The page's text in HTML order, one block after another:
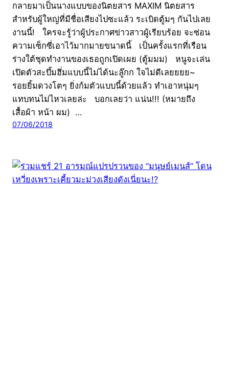
กลายมาเป็นนางแบบของนิตยสาร MAXIM นิตยสาร
สำหรับผู้ใหญ่ที่มีชื่อเสียงไปซะแล้ว ระเบิดตู้มๆ กันไปเลย
งานนี้! ใครจะรู้ว่าผู้ประกาศข่าวสาวผู้เรียบร้อย จะซ่อน
ความเซ็กซี่เอาไว้มากมายขนาดนี้ เป็นครั้งแรกที่เรือน
ร่างใต้ชุดทำงานของเธอถูกเปิดเผย (ตู้มมม) หนูจะเล่น
เปิดตัวสะบึ้มฮึ่มแบบนี้ไม่ได้นะลู๊กก ใจไม่ดีเลยยยย~
รอยยิ้มดวงโตๆ ยิ่งก้มตัวแบบนี้ด้วยแล้ว ทำเอาหนุ่มๆ
แทบทนไม่ไหวเลยล่ะ บอกเลยว่า แน่น!!! (หมายถึง
เสื้อผ้า หน้า ผม) …
07/06/2018